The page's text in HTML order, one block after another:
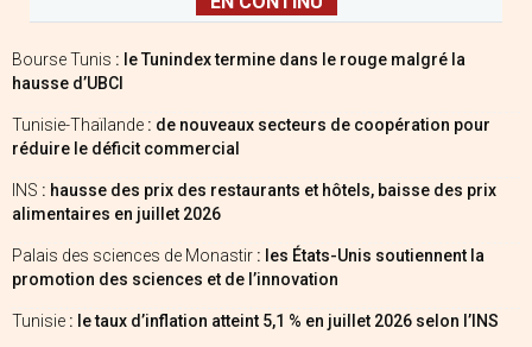
Bourse Tunis : le Tunindex termine dans le rouge malgré la
hausse d’UBCI
Tunisie-Thaïlande : de nouveaux secteurs de coopération pour
réduire le déficit commercial
INS : hausse des prix des restaurants et hôtels, baisse des prix
alimentaires en juillet 2026
Palais des sciences de Monastir : les États-Unis soutiennent la
promotion des sciences et de l’innovation
Tunisie : le taux d’inflation atteint 5,1 % en juillet 2026 selon l’INS